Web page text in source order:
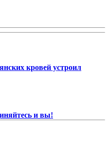
кровей устроил
и вы!